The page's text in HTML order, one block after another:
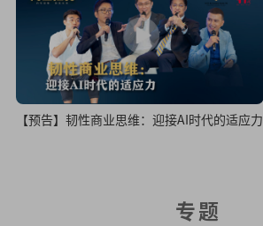
【预告】韧性商业思维：迎接AI时代的适应力
专题